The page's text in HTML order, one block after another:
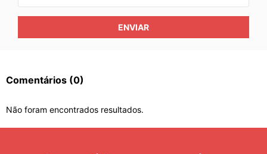
ENVIAR
Comentários (0)
Não foram encontrados resultados.